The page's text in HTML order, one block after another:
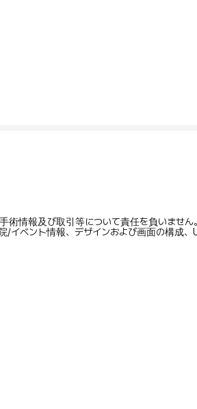
情報及び取引等について責任を負いません。
ベント情報、デザインおよび画面の構成